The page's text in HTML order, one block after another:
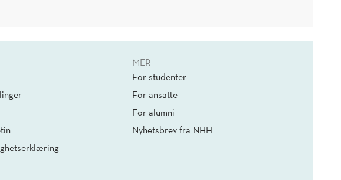
MER
For studenter
For ansatte
For alumni
Nyhetsbrev fra NHH